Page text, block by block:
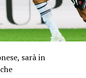
sarà in